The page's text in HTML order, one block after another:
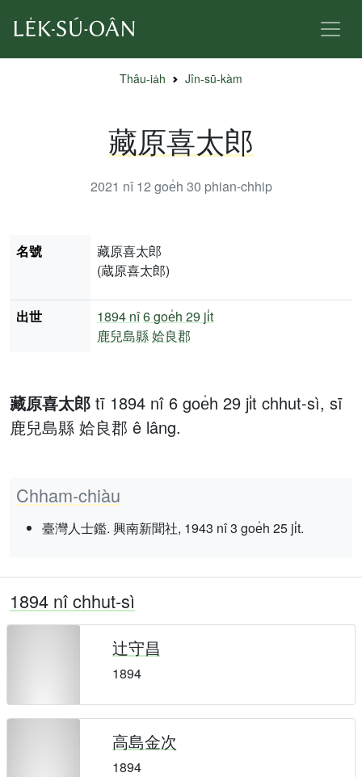
Thâu-ia̍h Jîn-sū-kàm
藏原喜太郎
2021 nî 12 goe̍h 30 phian-chhip
藏原喜太郎 tī 1894 nî 6 goe̍h 29 ji̍t chhut-sì, sī
鹿兒島縣 姶良郡 ê lâng.
Chham-chiàu
臺灣人士鑑. 興南新聞社, 1943 nî 3 goe̍h 25 ji̍t.
名號
藏原喜太郎
(蔵原喜太郎)
出世 1894 nî6 goe̍h 29 ji̍t
鹿兒島縣姶良郡
1894 nî chhut-sì
辻守昌
1894
高島金次
1894